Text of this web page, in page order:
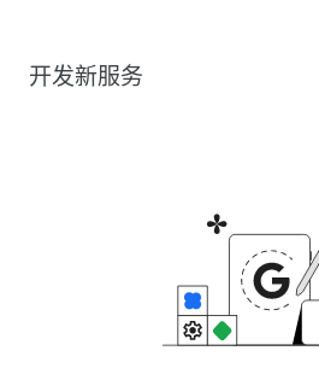
开发新服务